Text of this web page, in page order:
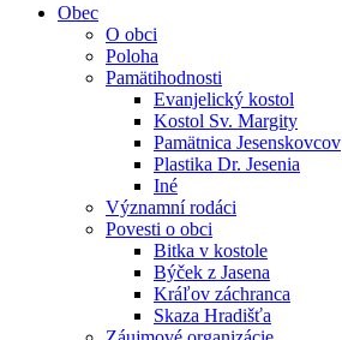
Obec
O obci
Poloha
Pamätihodnosti
Evanjelický kostol
Kostol Sv. Margity
Pamätnica Jesenskovcov
Plastika Dr. Jesenia
Iné
Významní rodáci
Povesti o obci
Bitka v kostole
Býček z Jasena
Kráľov záchranca
Skaza Hradišťa